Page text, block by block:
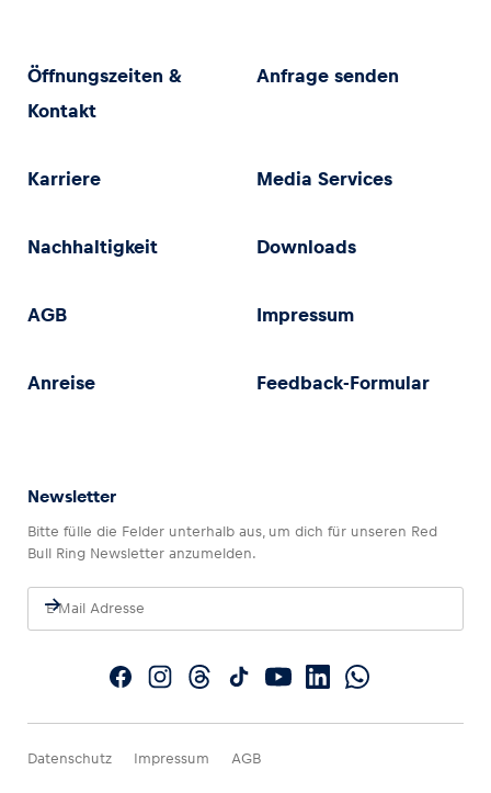
Öffnungszeiten &
Kontakt
Anfrage senden
Karriere Media Services
Nachhaltigkeit Downloads
AGB Impressum
Anreise Feedback-Formular
Newsletter
Bitte fülle die Felder unterhalb aus, um dich für unseren Red
Bull Ring Newsletter anzumelden.
Datenschutz Impressum AGB